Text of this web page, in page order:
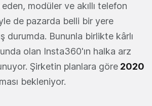
eden, modüler ve akıllı telefon
de pazarda belli bir yere
durumda. Bununla birlikte kârlı
olan Insta360'ın halka arz
Şirketin planlara göre 2020
bekleniyor.